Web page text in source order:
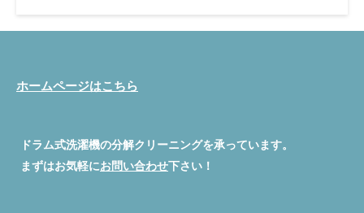
所沢市・青梅市・瑞穂町 便利屋BUZZでは、以下エリアを中心に
寄せにも柔軟に対応しています。 よくある質問（Q&A） Q. フィ
ンが潰れていた場合、清掃だけでは直りませんか？A. はい、潰れ
によって風が通らないと乾燥機能が復活しないため、交換が必要
す。 乾燥不良の原因はヒートポンプのホコリ詰まり 結論から言
にホコリが蓄積すると、空気の流れが悪くなり、結果的に衣類が
乾かなくなってしまいます。 フィルター掃除だけでは解消され
ない「奥の汚れ」が問題でした。 自己清掃でフィンを潰してし
ホームページはこちら
ドラム式洗濯機の分解クリーニングを承っています。
まずはお気軽にお問い合わせ下さい！